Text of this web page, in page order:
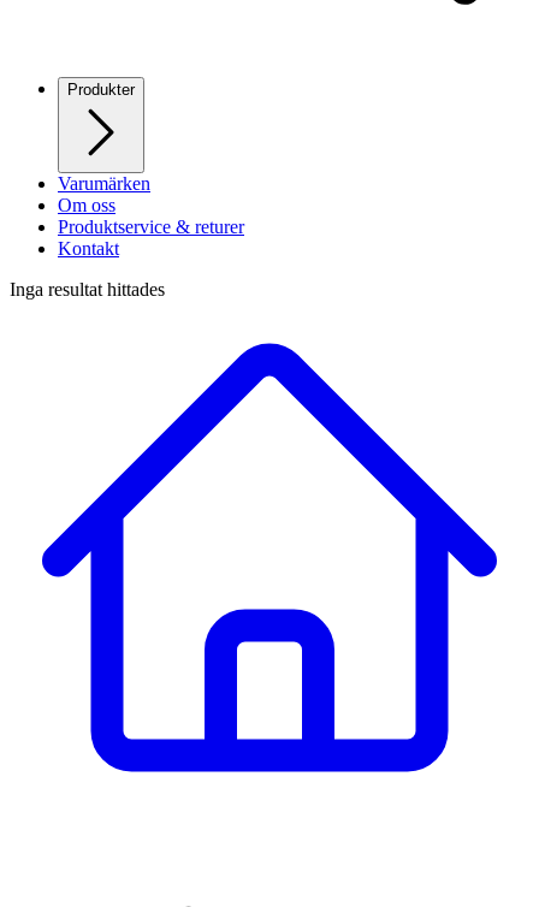
Produkter
Varumärken
Om oss
Produktservice & returer
Kontakt
Inga resultat hittades